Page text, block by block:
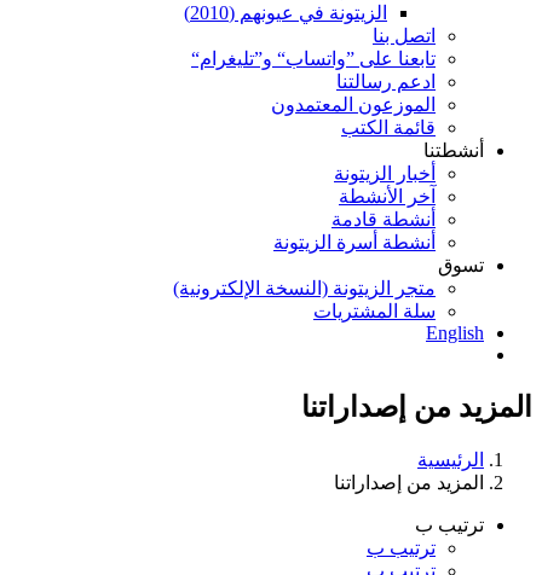
الزيتونة في عيونهم (2010)
اتصل بنا
تابعنا على ”واتساب“ و”تليغرام“
ادعم رسالتنا
الموزعون المعتمدون
قائمة الكتب
أنشطتنا
أخبار الزيتونة
آخر الأنشطة
أنشطة قادمة
أنشطة أسرة الزيتونة
تسوق
متجر الزيتونة (النسخة الإلكترونية)
سلة المشتريات
English
المزيد من إصداراتنا
الرئيسية
المزيد من إصداراتنا
ترتيب ب
ترتيب ب
ترتيب ب